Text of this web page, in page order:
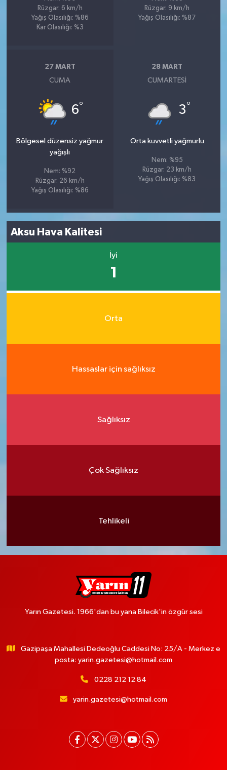
Rüzgar: 6 km/h
Yağış Olasılığı: %86
Kar Olasılığı: %3
Rüzgar: 9 km/h
Yağış Olasılığı: %87
27 MART
CUMA
6°
Bölgesel düzensiz yağmur
yağışlı
Nem: %92
Rüzgar: 26 km/h
Yağış Olasılığı: %86
28 MART
CUMARTESI
3°
Orta kuvvetli yağmurlu
Nem: %95
Rüzgar: 23 km/h
Yağış Olasılığı: %83
Aksu Hava Kalitesi
İyi
1
Orta
Hassaslar için sağlıksız
Sağlıksız
Çok Sağlıksız
Tehlikeli
Yarın Gazetesi. 1966'dan bu yana Bilecik'in özgür sesi
Gazipaşa Mahallesi Dedeoğlu Caddesi No: 25/A - Merkez e
posta: yarin.gazetesi@hotmail.com
0228 212 12 84
yarin.gazetesi@hotmail.com